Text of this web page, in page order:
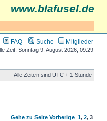
www.blafusel.de
FAQ Suche Mitglieder
Zeit: Sonntag 9. August 2026, 09:29
Alle Zeiten sind UTC + 1 Stunde
Gehe zu Seite Vorherige 1, 2, 3